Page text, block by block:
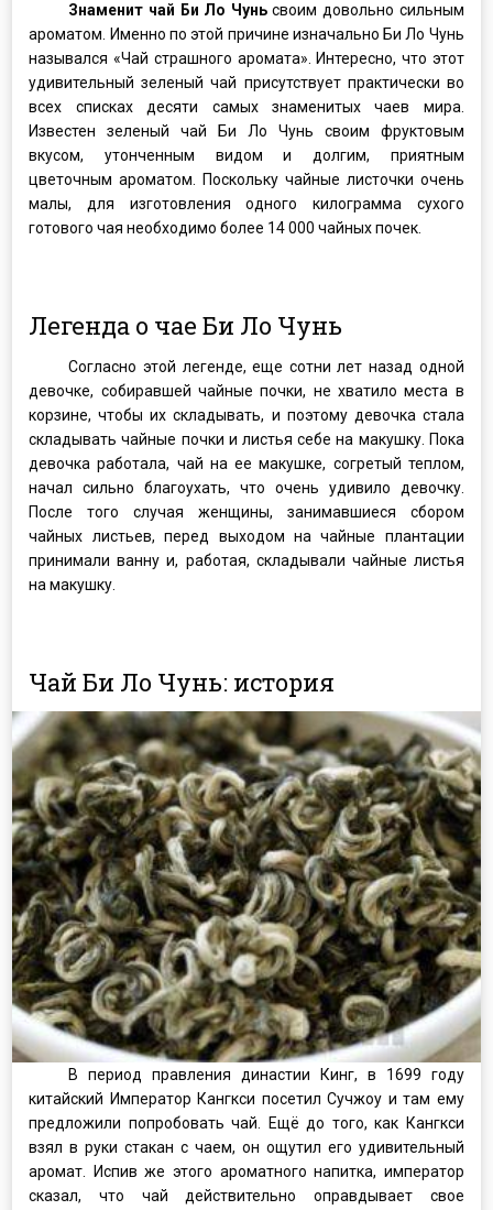
Знаменит чай Би Ло Чуньсвоим довольно сильным
ароматом. Именно по этой причине изначально Би Ло Чунь
назывался «Чай страшного аромата». Интересно, что этот
удивительный зеленый чай присутствует практически во
всех списках десяти самых знаменитых чаев мира.
Известен зеленый чай Би Ло Чунь своим фруктовым
вкусом, утонченным видом и долгим, приятным
цветочным ароматом. Поскольку чайные листочки очень
малы, для изготовления одного килограмма сухого
готового чая необходимо более 14 000 чайных почек.
Легенда о чае Би Ло Чунь
Согласно этой легенде, еще сотни лет назад одной
девочке, собиравшей чайные почки, не хватило места в
корзине, чтобы их складывать, и поэтому девочка стала
складывать чайные почки и листья себе на макушку. Пока
девочка работала, чай на ее макушке, согретый теплом,
начал сильно благоухать, что очень удивило девочку.
После того случая женщины, занимавшиеся сбором
чайных листьев, перед выходом на чайные плантации
принимали ванну и, работая, складывали чайные листья
на макушку.
Чай Би Ло Чунь: история
В период правления династии Кинг, в 1699 году
китайский Император Кангкси посетил Сучжоу и там ему
предложили попробовать чай. Ещё до того, как Кангкси
взял в руки стакан с чаем, он ощутил его удивительный
аромат. Испив же этого ароматного напитка, император
сказал, что чай действительно оправдывает свое